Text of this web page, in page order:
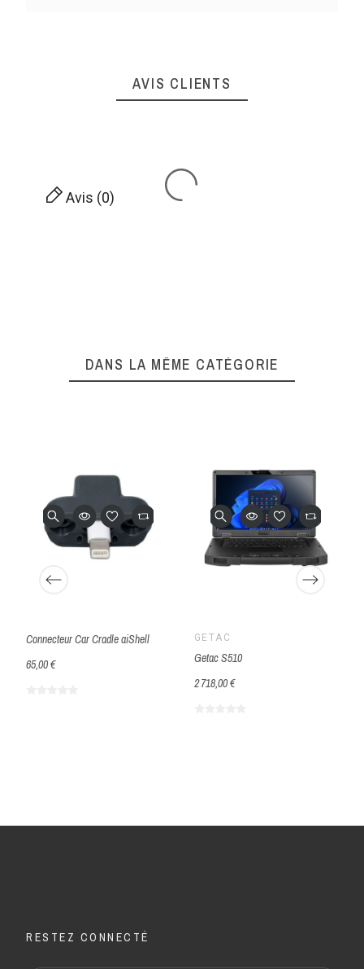
AVIS CLIENTS
Avis (0)
DANS LA MÊME CATÉGORIE
Connecteur Car Cradle aiShell
65,00 €
GETAC
Getac S510
2 718,00 €
RESTEZ CONNECTÉ